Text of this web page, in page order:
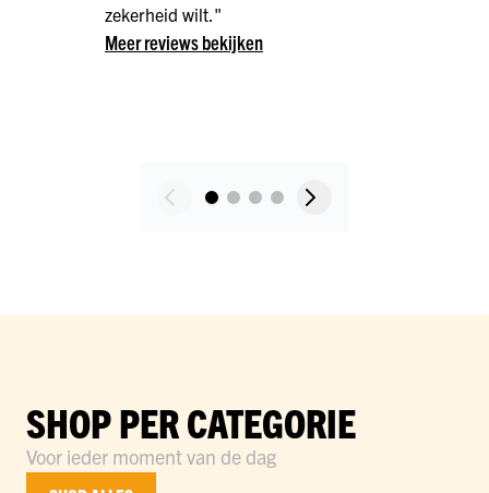
zekerheid wilt."
Meer reviews bekijken
SHOP PER CATEGORIE
Voor ieder moment van de dag